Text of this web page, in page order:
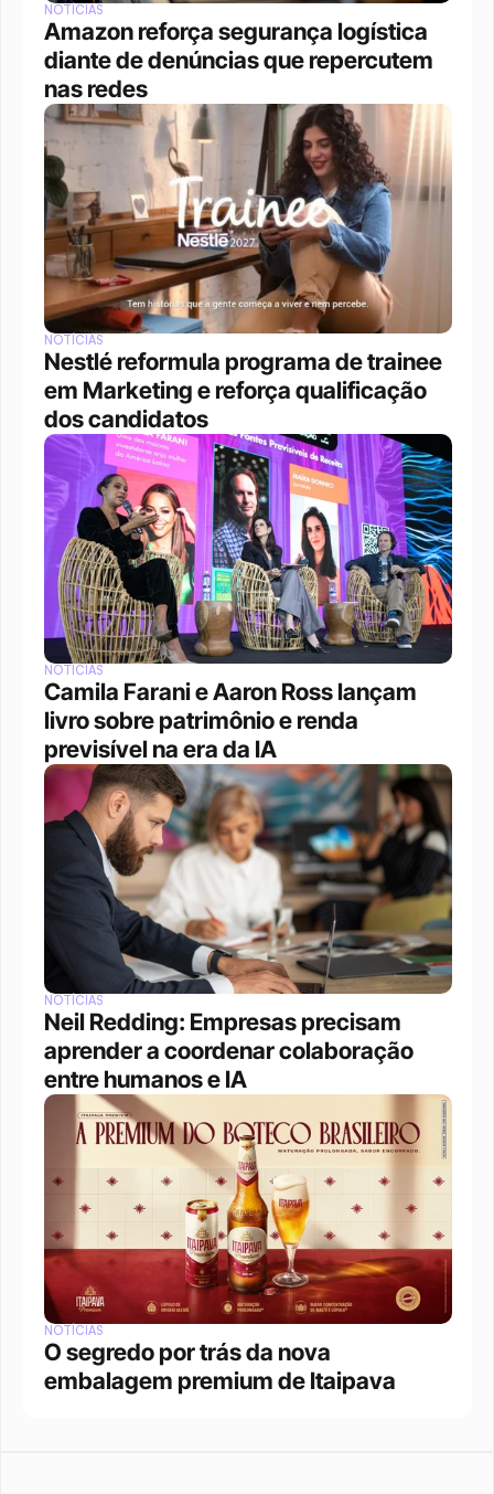
NOTÍCIAS
Amazon reforça segurança logística
diante de denúncias que repercutem
nas redes
NOTÍCIAS
Nestlé reformula programa de trainee
em Marketing e reforça qualificação
dos candidatos
NOTÍCIAS
Camila Farani e Aaron Ross lançam
livro sobre patrimônio e renda
previsível na era da IA
NOTÍCIAS
Neil Redding: Empresas precisam
aprender a coordenar colaboração
entre humanos e IA
NOTÍCIAS
O segredo por trás da nova
embalagem premium de Itaipava